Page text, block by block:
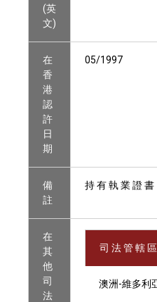
(英
文)
在
香
港
認
許
日
期
05/1997
備
註
持 有 執 業 證 書
在
其
他
司
法
司 法 管 轄 區
澳洲-維多利